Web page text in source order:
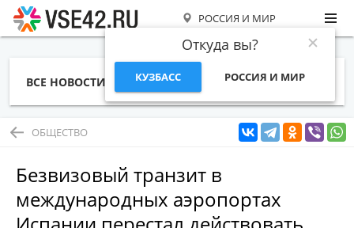
РОССИЯ И МИР
Откуда вы?
КУЗБАСС РОССИЯ И МИР
ВСЕ НОВОСТИ СТАТЬИ ТЕМЫ ФОТО
ОБЩЕСТВО
Безвизовый транзит в
международных аэропортах